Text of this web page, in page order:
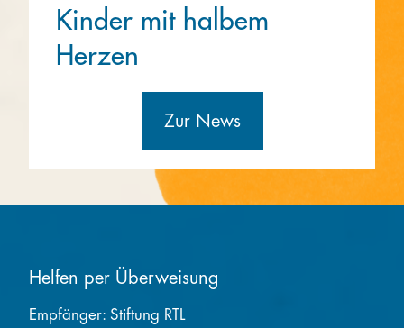
Kinder mit halbem
Herzen
Zur News
Helfen per Überweisung
Empfänger: Stiftung RTL